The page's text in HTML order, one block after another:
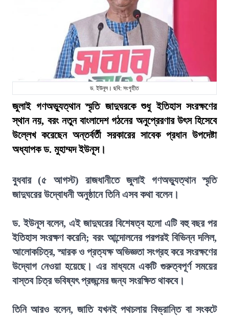
ড. ইউনূস। ছবি: সংগৃহীত
জুলাই গণঅভ্যুত্থান স্মৃতি জাদুঘরকে শুধু ইতিহাস সংরক্ষণের
স্থান নয়, বরং নতুন বাংলাদেশ গঠনের অনুপ্রেরণার উৎস হিসেবে
উল্লেখ করেছেন অন্তর্বর্তী সরকারের সাবেক প্রধান উপদেষ্টা
অধ্যাপক ড. মুহাম্মদ ইউনূস।
বুধবার (৫ আগস্ট) রাজধানীতে জুলাই গণঅভ্যুত্থান স্মৃতি
জাদুঘরের উদ্বোধনী অনুষ্ঠানে তিনি এসব কথা বলেন।
ড. ইউনূস বলেন, এই জাদুঘরের বিশেষত্ব হলো এটি বহু বছর পর
ইতিহাস সংরক্ষণ করেনি; বরং আন্দোলনের পরপরই বিভিন্ন দলিল,
আলোকচিত্র, স্মারক ও প্রত্যক্ষ অভিজ্ঞতা সংগ্রহ করে সংরক্ষণের
উদ্যোগ নেওয়া হয়েছে। এর মাধ্যমে একটি গুরুত্বপূর্ণ সময়ের
বাস্তব চিত্র ভবিষ্যৎ প্রজন্মের জন্য সংরক্ষিত থাকবে।
তিনি আরও বলেন, জাতি যখনই পথচলায় বিভ্রান্তি বা সংকটে